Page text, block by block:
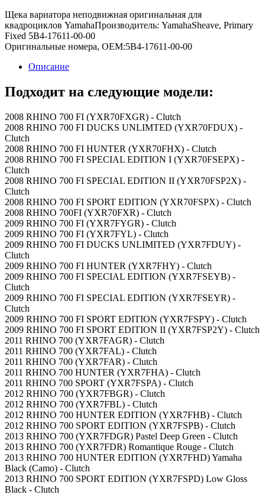
Щека вариатора неподвижная оригинальная для
квадроциклов YamahaПроизводитель: YamahaSheave, Primary
Fixed 5B4-17611-00-00
Оригинальные номера, OEM:5B4-17611-00-00
Описание
Подходит на следующие модели:
2008 RHINO 700 FI (YXR70FXGR) - Clutch
2008 RHINO 700 FI DUCKS UNLIMTED (YXR70FDUX) -
Clutch
2008 RHINO 700 FI HUNTER (YXR70FHX) - Clutch
2008 RHINO 700 FI SPECIAL EDITION I (YXR70FSEPX) -
Clutch
2008 RHINO 700 FI SPECIAL EDITION II (YXR70FSP2X) -
Clutch
2008 RHINO 700 FI SPORT EDITION (YXR70FSPX) - Clutch
2008 RHINO 700FI (YXR70FXR) - Clutch
2009 RHINO 700 FI (YXR7FYGR) - Clutch
2009 RHINO 700 FI (YXR7FYL) - Clutch
2009 RHINO 700 FI DUCKS UNLIMITED (YXR7FDUY) -
Clutch
2009 RHINO 700 FI HUNTER (YXR7FHY) - Clutch
2009 RHINO 700 FI SPECIAL EDITION (YXR7FSEYB) -
Clutch
2009 RHINO 700 FI SPECIAL EDITION (YXR7FSEYR) -
Clutch
2009 RHINO 700 FI SPORT EDITION (YXR7FSPY) - Clutch
2009 RHINO 700 FI SPORT EDITION II (YXR7FSP2Y) - Clutch
2011 RHINO 700 (YXR7FAGR) - Clutch
2011 RHINO 700 (YXR7FAL) - Clutch
2011 RHINO 700 (YXR7FAR) - Clutch
2011 RHINO 700 HUNTER (YXR7FHA) - Clutch
2011 RHINO 700 SPORT (YXR7FSPA) - Clutch
2012 RHINO 700 (YXR7FBGR) - Clutch
2012 RHINO 700 (YXR7FBL) - Clutch
2012 RHINO 700 HUNTER EDITION (YXR7FHB) - Clutch
2012 RHINO 700 SPORT EDITION (YXR7FSPB) - Clutch
2013 RHINO 700 (YXR7FDGR) Pastel Deep Green - Clutch
2013 RHINO 700 (YXR7FDR) Romantique Rouge - Clutch
2013 RHINO 700 HUNTER EDITION (YXR7FHD) Yamaha
Black (Camo) - Clutch
2013 RHINO 700 SPORT EDITION (YXR7FSPD) Low Gloss
Black - Clutch